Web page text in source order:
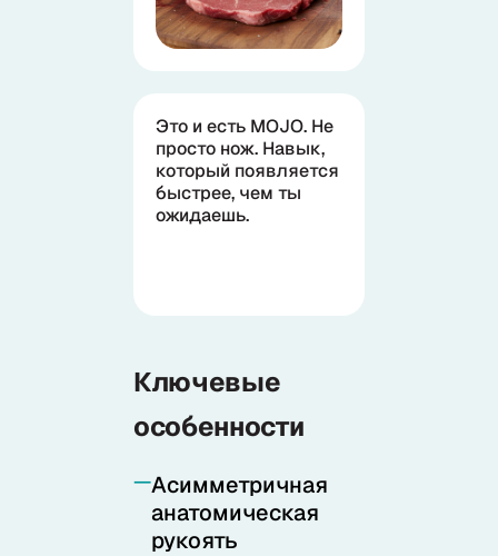
Это и есть MOJO. Не
просто нож. Навык,
который появляется
быстрее, чем ты
ожидаешь.
Ключевые
особенности
Асимметричная
анатомическая
рукоять